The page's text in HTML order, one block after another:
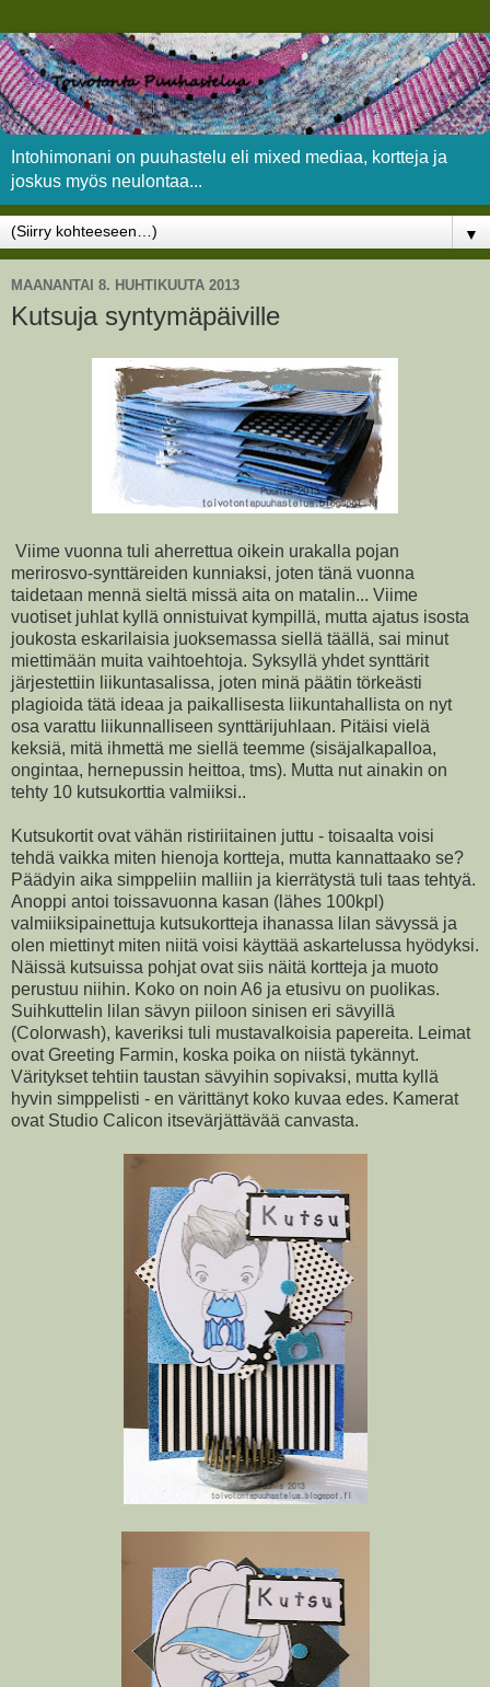
Intohimonani on puuhastelu eli mixed mediaa, kortteja ja
joskus myös neulontaa...
▼
MAANANTAI 8. HUHTIKUUTA 2013
Kutsuja syntymäpäiville
Viime vuonna tuli aherrettua oikein urakalla pojan
merirosvo-synttäreiden kunniaksi, joten tänä vuonna
taidetaan mennä sieltä missä aita on matalin... Viime
vuotiset juhlat kyllä onnistuivat kympillä, mutta ajatus isosta
joukosta eskarilaisia juoksemassa siellä täällä, sai minut
miettimään muita vaihtoehtoja. Syksyllä yhdet synttärit
järjestettiin liikuntasalissa, joten minä päätin törkeästi
plagioida tätä ideaa ja paikallisesta liikuntahallista on nyt
osa varattu liikunnalliseen synttärijuhlaan. Pitäisi vielä
keksiä, mitä ihmettä me siellä teemme (sisäjalkapalloa,
ongintaa, hernepussin heittoa, tms). Mutta nut ainakin on
tehty 10 kutsukorttia valmiiksi..
Kutsukortit ovat vähän ristiriitainen juttu - toisaalta voisi
tehdä vaikka miten hienoja kortteja, mutta kannattaako se?
Päädyin aika simppeliin malliin ja kierrätystä tuli taas tehtyä.
Anoppi antoi toissavuonna kasan (lähes 100kpl)
valmiiksipainettuja kutsukortteja ihanassa lilan sävyssä ja
olen miettinyt miten niitä voisi käyttää askartelussa hyödyksi.
Näissä kutsuissa pohjat ovat siis näitä kortteja ja muoto
perustuu niihin. Koko on noin A6 ja etusivu on puolikas.
Suihkuttelin lilan sävyn piiloon sinisen eri sävyillä
(Colorwash), kaveriksi tuli mustavalkoisia papereita. Leimat
ovat Greeting Farmin, koska poika on niistä tykännyt.
Väritykset tehtiin taustan sävyihin sopivaksi, mutta kyllä
hyvin simppelisti - en värittänyt koko kuvaa edes. Kamerat
ovat Studio Calicon itsevärjättävää canvasta.